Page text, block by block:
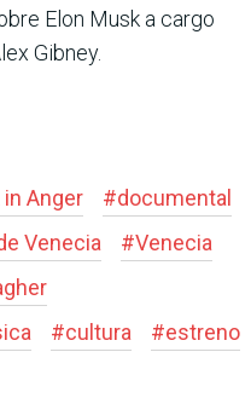
Elon Musk a cargo
Gibney.
in Anger #documental
Venecia #Venecia
#cultura #estreno